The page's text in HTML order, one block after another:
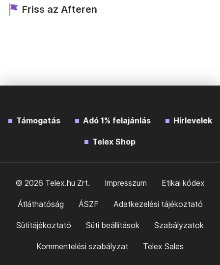
Friss az Afteren
Támogatás Adó 1% felajánlás Hírlevelek
Telex Shop
© 2026 Telex.hu Zrt. Impresszum Etikai kódex
Átláthatóság ÁSZF Adatkezelési tájékoztató
Sütitájékoztató Süti beállítások Szabályzatok
Kommentelési szabályzat Telex Sales